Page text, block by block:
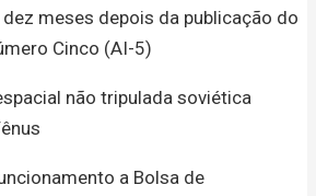
meses depois da publicação do
Cinco (AI-5)
não tripulada soviética
a Bolsa de